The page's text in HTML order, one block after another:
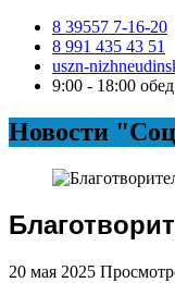
8 39557 7-16-20
8 991 435 43 51
uszn-
9:00 - 18:00
Новости
20 мая 2025